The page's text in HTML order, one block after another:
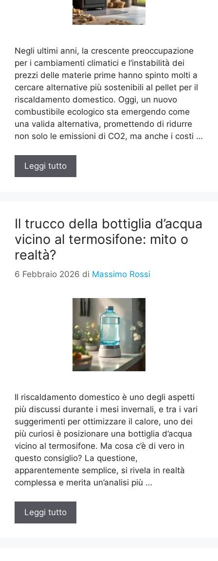
Negli ultimi anni, la crescente preoccupazione
per i cambiamenti climatici e l’instabilità dei
prezzi delle materie prime hanno spinto molti a
cercare alternative più sostenibili al pellet per il
riscaldamento domestico. Oggi, un nuovo
combustibile ecologico sta emergendo come
una valida alternativa, promettendo di ridurre
non solo le emissioni di CO2, ma anche i costi …
Leggi tutto
Il trucco della bottiglia d’acqua
vicino al termosifone: mito o
realtà?
6 Febbraio 2026 di Massimo Rossi
Il riscaldamento domestico è uno degli aspetti
più discussi durante i mesi invernali, e tra i vari
suggerimenti per ottimizzare il calore, uno dei
più curiosi è posizionare una bottiglia d’acqua
vicino al termosifone. Ma cosa c’è di vero in
questo consiglio? La questione,
apparentemente semplice, si rivela in realtà
complessa e merita un’analisi più …
Leggi tutto